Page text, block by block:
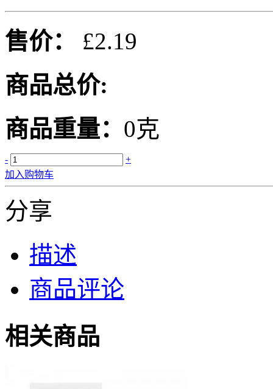
售价：
£2.19
商品总价:
商品重量： 0克
-
+
加入购物车
分享
描述
商品评论
相关商品